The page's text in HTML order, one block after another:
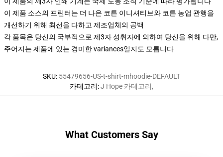
이 제품 소스의 프린터는 더 나은 코튼 이니셔티브와 코튼 농업 관행을
개선하기 위해 최선을 다하고 제조업체의 공백
각 품목은 당신의 국부적으로 제3자 성취자에 의하여 당신을 위해 다만,
주어지는 제품에 있는 경미한 variances일지도 모릅니다
SKU: 55479656-US-t-shirt-mhoodie-DEFAULT
카테고리:J Hope 카테고리,
What Customers Say